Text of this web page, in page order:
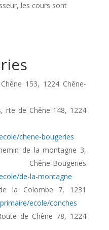
les cours sont
153, 1224 Chêne-
rte de Chêne 148, 1224
chene-bougeries
de la montagne 3,
Bougeries
de-la-montagne
la Colombe 7, 1231
ecole/conches
de Chêne 78, 1224